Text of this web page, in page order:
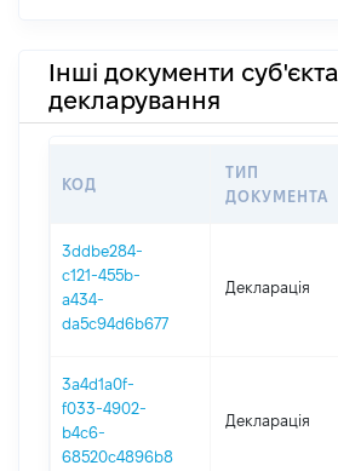
Інші документи суб'єкта
декларування
КОД
ТИП
ДОКУМЕНТА
3ddbe284-
c121-455b-
a434-
da5c94d6b677
Декларація
3a4d1a0f-
f033-4902-
b4c6-
68520c4896b8
Декларація